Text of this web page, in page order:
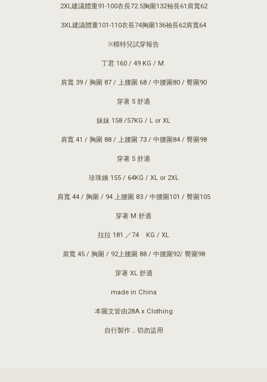
2XL建議體重91-100衣長72.5胸圍132袖長61肩寬62
3XL建議體重101-110衣長74胸圍136袖長62肩寬64
※模特兒試穿報告
丁君 160 / 49 KG / M
肩寬 39 / 胸圍 87 / 上腰圍 68 / 中腰圍80 / 臀圍90
穿著 S 舒適
妹妹 158 /57KG / L or XL
肩寬 41 / 胸圍 88 / 上腰圍 73 / 中腰圍84 / 臀圍98
穿著 S 舒適
珍珠姨 155 / 64KG / XL or 2XL
肩寬 44 / 胸圍 / 94 上腰圍 83 / 中腰圍101 / 臀圍105
穿著 M 舒適
拉拉 181 ／74 KG / XL
肩寬 45 / 胸圍 / 92上腰圍 88 / 中腰圍92/ 臀圍98
穿著 XL 舒適
made in China
本圖文皆由28A x Clothing
自行製作，切勿盜用